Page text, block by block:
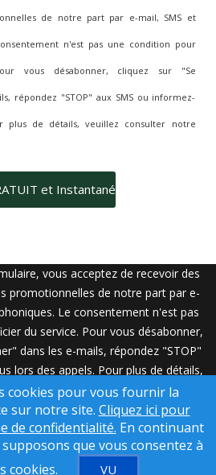
de notre part par e-mail, SMS et
n'est pas une condition pour
vous désabonner, cliquez sur "Se
répondez "STOP" aux SMS ou informez-
plus de détails, veuillez consulter notre
vous acceptez de recevoir des
promotionnelles de notre part par e-
Le consentement n'est pas
du service. Pour vous désabonner,
dans les e-mails, répondez "STOP"
lors des appels. Pour plus de détails,
Politique de confidentialité
propriété de © ConsulNet
2026 (tous droits réservés)
de Craig Proctor Productions Inc.
cookies pour vous fournir la
sur notre site. Cliquez ici pour
de confidentialité. En continuant
que vous consentez à
cookies.
VU